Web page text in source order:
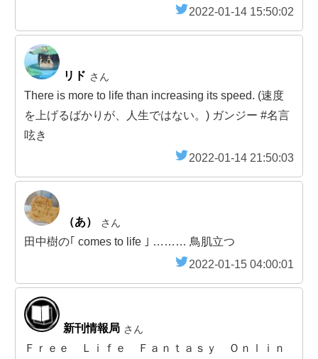
2022-01-14 15:50:02
リド さん
There is more to life than increasing its speed. (速度
を上げるばかりが、人生ではない。) ガンジー #名言
呟き
2022-01-14 21:50:03
（あ） さん
田中樹の｢ comes to life ｣ ……… 鳥肌立つ
2022-01-15 04:00:01
新刊情報局 さん
Ｆｒｅｅ Ｌｉｆｅ Ｆａｎｔａｓｙ Ｏｎｌｉｎ